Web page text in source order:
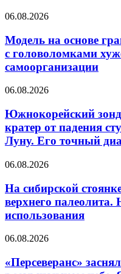
противоречит
клинических
испытаний
Модель
гравитации
справилась
с головоломками
хуже
Ей не хватало
06.08.2026
Модель на основе
с головоломками
самоорганизации
Южнокорейский
«Данури»
кратер
от падения
ракеты
9 на
Луну.
Его
точный
диаметр
пока
неизвестен
06.08.2026
Южнокорейский
кратер от падения
Луну. Его точный
На сибирской
раскопали
иглу
эпохи
верхнего
На ней
следы
06.08.2026
На сибирской
верхнего палеолита.
использования
«Персеверанс»
покрытие
Фобосом
06.08.2026
«Персеверанс»